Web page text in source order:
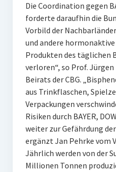
Die Coordination gegen
forderte daraufhin die
Vorbild der
und andere
Produkten des täglichen
verloren“, so Prof.
Beirats der CBG.
aus Trinkflaschen,
Verpackungen
Risiken durch BAYER,
weiter zur Gefährdung
ergänzt Jan Pehrke vom
Jährlich werden von der
Millionen Tonnen